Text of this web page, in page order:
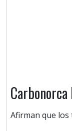
Afirman que los